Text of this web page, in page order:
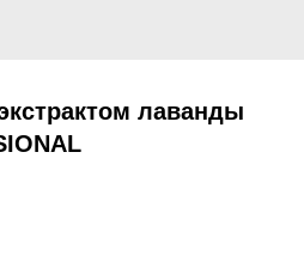
лаванды